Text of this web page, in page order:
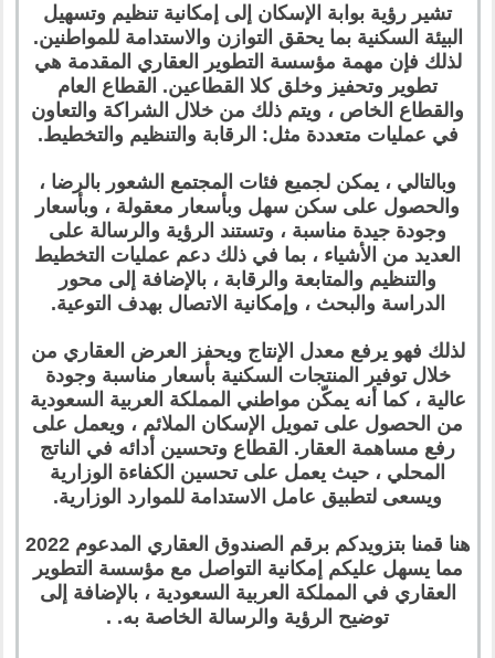
تشير رؤية بوابة الإسكان إلى إمكانية تنظيم وتسهيل
البيئة السكنية بما يحقق التوازن والاستدامة للمواطنين.
لذلك فإن مهمة مؤسسة التطوير العقاري المقدمة هي
تطوير وتحفيز وخلق كلا القطاعين. القطاع العام
والقطاع الخاص ، ويتم ذلك من خلال الشراكة والتعاون
في عمليات متعددة مثل: الرقابة والتنظيم والتخطيط.
وبالتالي ، يمكن لجميع فئات المجتمع الشعور بالرضا ،
والحصول على سكن سهل وبأسعار معقولة ، وبأسعار
وجودة جيدة مناسبة ، وتستند الرؤية والرسالة على
العديد من الأشياء ، بما في ذلك دعم عمليات التخطيط
والتنظيم والمتابعة والرقابة ، بالإضافة إلى محور
الدراسة والبحث ، وإمكانية الاتصال بهدف التوعية.
لذلك فهو يرفع معدل الإنتاج ويحفز العرض العقاري من
خلال توفير المنتجات السكنية بأسعار مناسبة وجودة
عالية ، كما أنه يمكّن مواطني المملكة العربية السعودية
من الحصول على تمويل الإسكان الملائم ، ويعمل على
رفع مساهمة العقار. القطاع وتحسين أدائه في الناتج
المحلي ، حيث يعمل على تحسين الكفاءة الوزارية
ويسعى لتطبيق عامل الاستدامة للموارد الوزارية.
هنا قمنا بتزويدكم برقم الصندوق العقاري المدعوم 2022
مما يسهل عليكم إمكانية التواصل مع مؤسسة التطوير
العقاري في المملكة العربية السعودية ، بالإضافة إلى
توضيح الرؤية والرسالة الخاصة به. .